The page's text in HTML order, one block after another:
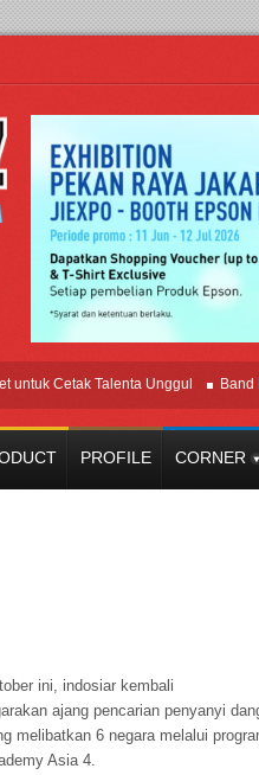
Cetak Talenta Unggul Band
PROFILE CORNER
ini, indosiar kembali
ajang pencarian penyanyi
melibatkan 6 negara melalui
Asia 4.